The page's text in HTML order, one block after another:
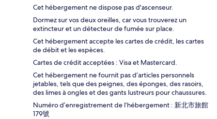
Cet hébergement ne dispose pas d'ascenseur.
Dormez sur vos deux oreilles, car vous trouverez un
extincteur et un détecteur de fumée sur place.
Cet hébergement accepte les cartes de crédit, les cartes
de débit et les espèces.
Cartes de crédit acceptées : Visa et Mastercard.
Cet hébergement ne fournit pas d’articles personnels
jetables, tels que des peignes, des éponges, des rasoirs,
des limes à ongles et des gants lustreurs pour chaussures.
Numéro d’enregistrement de l’hébergement : 新北市旅館
179號